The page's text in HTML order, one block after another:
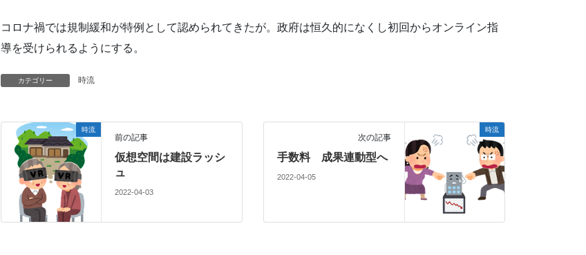
コロナ禍では規制緩和が特例として認められてきたが。政府は恒久的になくし初回からオンライン指
導を受けられるようにする。
カテゴリー 時流
時流
前の記事
仮想空間は建設ラッシ
ュ
2022-04-03
時流
次の記事
手数料 成果連動型へ
2022-04-05